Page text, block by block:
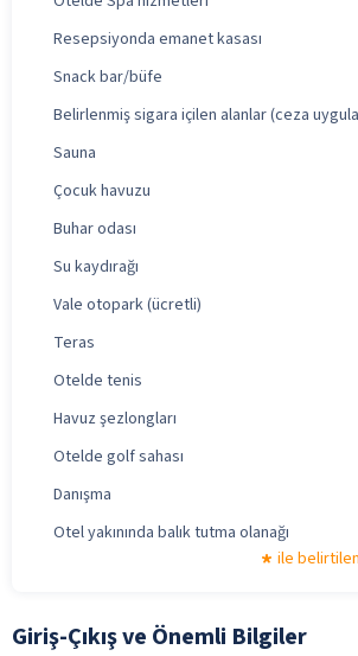
Resepsiyonda emanet kasası
Snack bar/büfe
Belirlenmiş sigara içilen alanlar (ceza
Sauna
Çocuk havuzu
Buhar odası
Su kaydırağı
Vale otopark (ücretli)
Teras
Otelde tenis
Havuz şezlongları
Otelde golf sahası
Danışma
Otel yakınında balık tutma olanağı
ile
Giriş-Çıkış ve Önemli Bilgiler